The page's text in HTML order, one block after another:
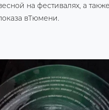
на фестивалях, а
вТюмени.